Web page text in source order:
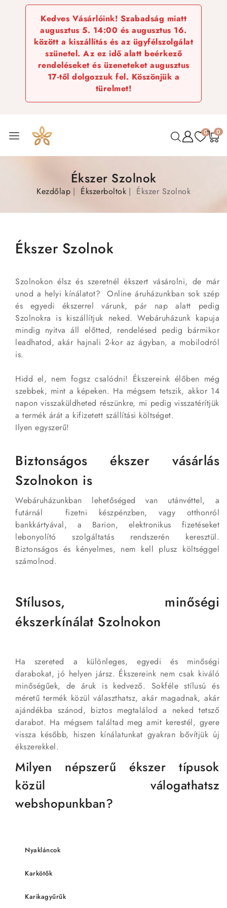
Kedves Vásárlóink! Szabadság miatt
augusztus 5. 14:00 és augusztus 16.
között a kiszállítás és az ügyfélszolgálat
szünetel. Az ez idő alatt beérkező
rendeléseket és üzeneteket augusztus
17-től dolgozzuk fel. Köszönjük a
türelmet!
0 0
Ékszer Szolnok
Kezdőlap Ékszerboltok Ékszer Szolnok
Ékszer Szolnok
Szolnokon élsz és szeretnél ékszert vásárolni, de már
unod a helyi kínálatot? Online áruházunkban sok szép
és egyedi ékszerrel várunk, pár nap alatt pedig
Szolnokra is kiszállítjuk neked. Webáruházunk kapuja
mindig nyitva áll előtted, rendelésed pedig bármikor
leadhatod, akár hajnali 2-kor az ágyban, a mobilodról
is.
Hidd el, nem fogsz csalódni! Ékszereink élőben még
szebbek, mint a képeken. Ha mégsem tetszik, akkor 14
napon visszaküldheted részünkre, mi pedig visszatérítjük
a termék árát a kifizetett szállítási költséget.
Ilyen egyszerű!
Biztonságos ékszer vásárlás
Szolnokon is
Webáruházunkban lehetőséged van utánvéttel, a
futárnál fizetni készpénzben, vagy otthonról
bankkártyával, a Barion, elektronikus fizetéseket
lebonyolító szolgáltatás rendszerén keresztül.
Biztonságos és kényelmes, nem kell plusz költséggel
számolnod.
Stílusos, minőségi
ékszerkínálat Szolnokon
Ha szereted a különleges, egyedi és minőségi
darabokat, jó helyen jársz. Ékszereink nem csak kiváló
minőségűek, de áruk is kedvező. Sokféle stílusú és
méretű termék közül választhatsz, akár magadnak, akár
ajándékba szánod, biztos megtalálod a neked tetsző
darabot. Ha mégsem találtad meg amit kerestél, gyere
vissza később, hiszen kínálatunkat gyakran bővítjük új
ékszerekkel.
Milyen népszerű ékszer típusok
közül válogathatsz
webshopunkban?
Nyakláncok
Karkötők
Karikagyűrűk